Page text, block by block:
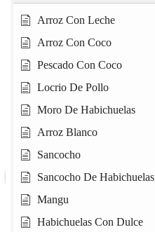
Arroz Con Leche
Arroz Con Coco
Pescado Con Coco
Locrio De Pollo
Moro De Habichuelas
Arroz Blanco
Sancocho
Sancocho De Habichuelas
Mangu
Habichuelas Con Dulce